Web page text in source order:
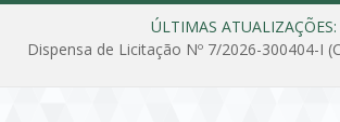
ÚLTIMAS ATUALIZAÇÕES: